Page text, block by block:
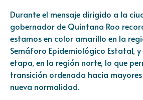
Durante el mensaje dirigido a la
gobernador de Quintana Roo
estamos en color amarillo en la
Semáforo Epidemiológico Estatal,
etapa, en la región norte, lo que
transición ordenada hacia
nueva normalidad.